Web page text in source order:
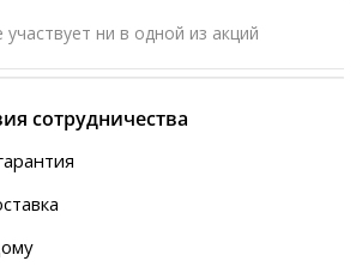
участвует ни в одной из акций
сотрудничества
ЮФО)